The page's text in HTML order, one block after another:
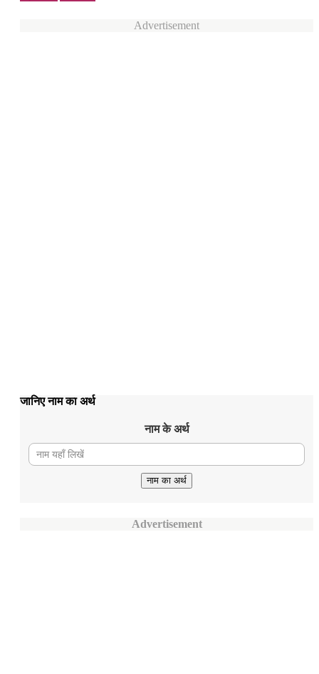
Advertisement
जानिए नाम का अर्थ
नाम के अर्थ
Advertisement